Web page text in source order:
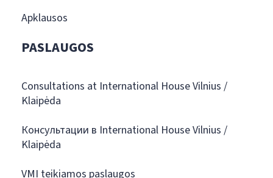
Apklausos
PASLAUGOS
Consultations at International House Vilnius /
Klaipėda
Консультации в International House Vilnius /
Klaipėda
VMI teikiamos paslaugos